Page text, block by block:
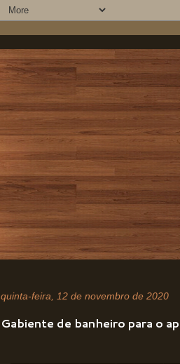
quinta-feira, 12 de novembro de 2020
Gabiente de banheiro para o